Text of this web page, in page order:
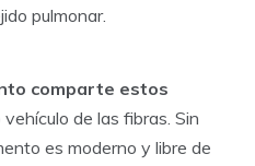
pulmonar.
comparte estos
de las fibras. Sin
es moderno y libre de